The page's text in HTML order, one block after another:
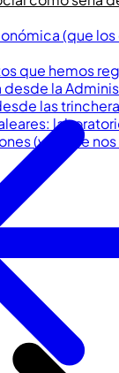
(que
que hemos
desde la
las
(y lo que